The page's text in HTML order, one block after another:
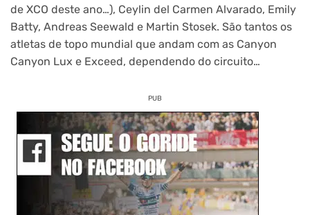
de XCO deste ano…), Ceylin del Carmen Alvarado, Emily
Batty, Andreas Seewald e Martin Stosek. São tantos os
atletas de topo mundial que andam com as Canyon
Canyon Lux e Exceed, dependendo do circuito…
PUB